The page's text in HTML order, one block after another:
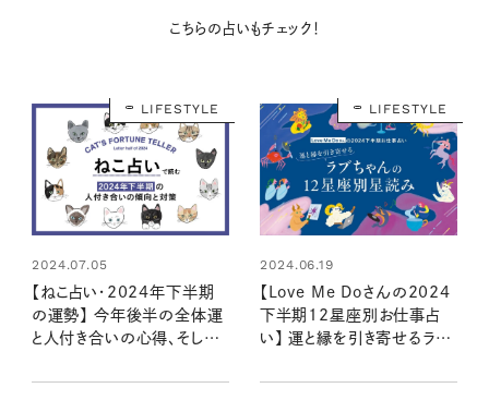
こちらの占いもチェック！
LIFESTYLE
2024.07.05
【ねこ占い・2024年下半期
の運勢】 今年後半の全体運
と人付き合いの心得、そして
LIFESTYLE
2024.06.19
【Love Me Doさんの2024
下半期12星座別お仕事占
い】 運と縁を引き寄せるラブ